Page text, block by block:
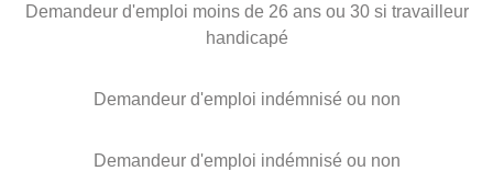
Demandeur d'emploi moins de 26 ans ou 30 si travailleur
handicapé
Demandeur d'emploi indémnisé ou non
Demandeur d'emploi indémnisé ou non